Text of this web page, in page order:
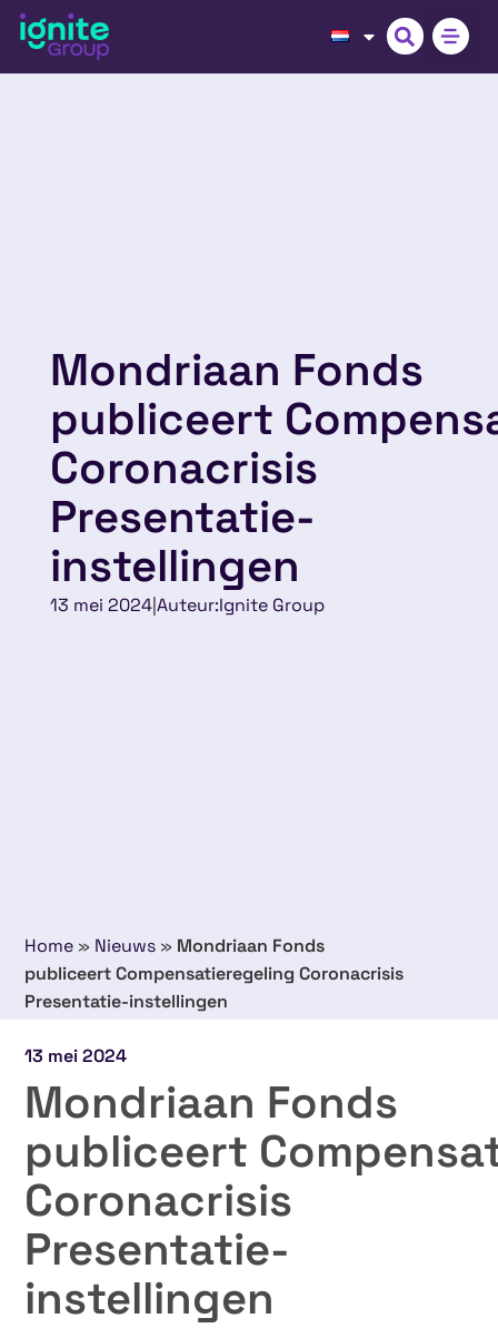
Mondriaan Fonds
publiceert
Coronacrisis
Presentatie-
instellingen
13 mei 2024|Auteur:Ignite Group
Home » Nieuws » Mondriaan Fonds
publiceert Compensatieregeling Coronacrisis
Presentatie-instellingen
13 mei 2024
Mondriaan Fonds
publiceert
Coronacrisis
Presentatie-
instellingen